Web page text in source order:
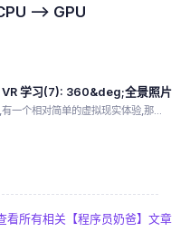
--> GPU
学习(7): 360&deg;全景照片
一个相对简单的虚拟现实体验,那...
看所有相关【程序员奶爸】文章